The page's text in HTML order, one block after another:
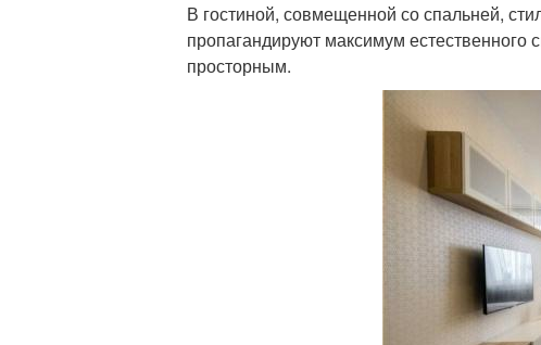
В гостиной, совмещенной со спальней,
пропагандируют максимум
просторным.